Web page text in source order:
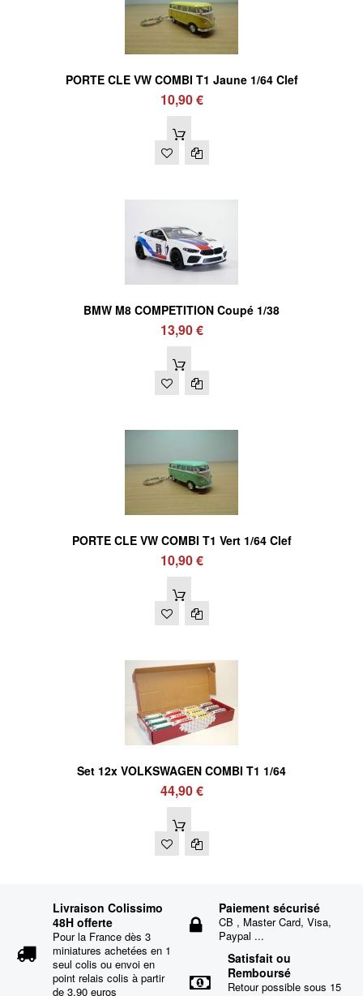
PORTE CLE VW COMBI T1 Jaune 1/64 Clef
10,90 €
BMW M8 COMPETITION Coupé 1/38
13,90 €
PORTE CLE VW COMBI T1 Vert 1/64 Clef
10,90 €
Set 12x VOLKSWAGEN COMBI T1 1/64
44,90 €
Livraison Colissimo
48H offerte
Pour la France dès 3
miniatures achetées en 1
seul colis ou envoi en
point relais colis à partir
de 3.90 euros
Paiement sécurisé
CB , Master Card, Visa,
Paypal ...
Satisfait ou
Remboursé
Retour possible sous 15